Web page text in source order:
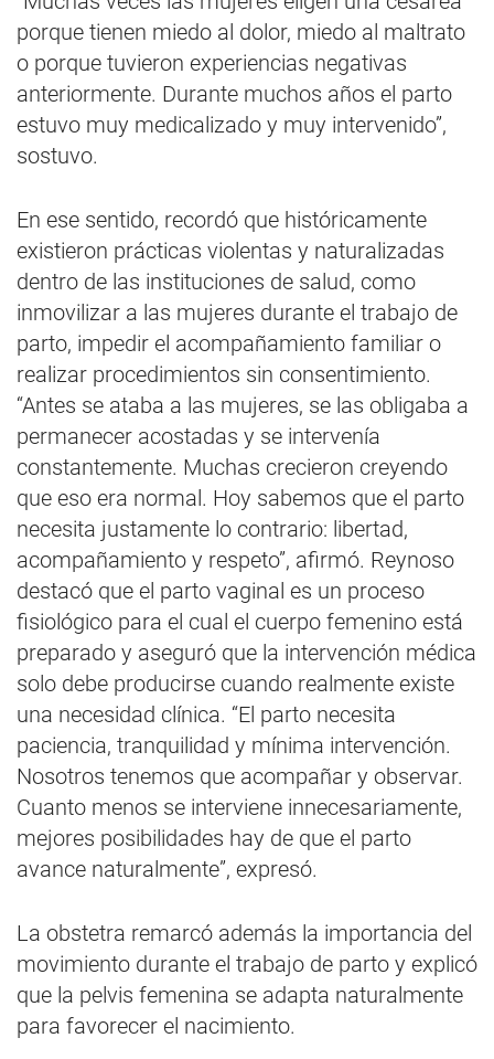
porque tienen miedo al dolor, miedo al maltrato
o porque tuvieron experiencias negativas
anteriormente. Durante muchos años el parto
estuvo muy medicalizado y muy intervenido”,
sostuvo.
En ese sentido, recordó que históricamente
existieron prácticas violentas y naturalizadas
dentro de las instituciones de salud, como
inmovilizar a las mujeres durante el trabajo de
parto, impedir el acompañamiento familiar o
realizar procedimientos sin consentimiento.
“Antes se ataba a las mujeres, se las obligaba a
permanecer acostadas y se intervenía
constantemente. Muchas crecieron creyendo
que eso era normal. Hoy sabemos que el parto
necesita justamente lo contrario: libertad,
acompañamiento y respeto”, afirmó. Reynoso
destacó que el parto vaginal es un proceso
fisiológico para el cual el cuerpo femenino está
preparado y aseguró que la intervención médica
solo debe producirse cuando realmente existe
una necesidad clínica. “El parto necesita
paciencia, tranquilidad y mínima intervención.
Nosotros tenemos que acompañar y observar.
Cuanto menos se interviene innecesariamente,
mejores posibilidades hay de que el parto
avance naturalmente”, expresó.
La obstetra remarcó además la importancia del
movimiento durante el trabajo de parto y explicó
que la pelvis femenina se adapta naturalmente
para favorecer el nacimiento.